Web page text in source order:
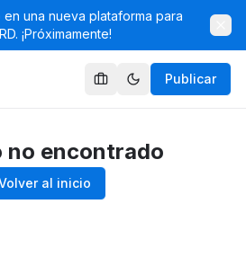
en una nueva plataforma para
¡Próximamente!
Publicar
no encontrado
al inicio